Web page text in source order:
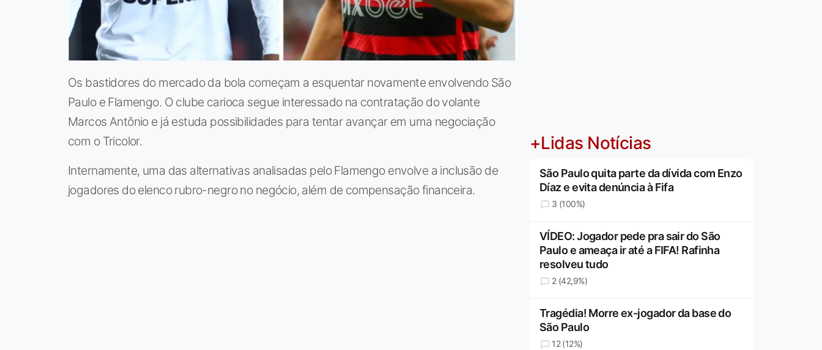
Os bastidores do mercado da bola começam a esquentar novamente envolvendo São
Paulo e Flamengo. O clube carioca segue interessado na contratação do volante
Marcos Antônio e já estuda possibilidades para tentar avançar em uma negociação
com o Tricolor.
Internamente, uma das alternativas analisadas pelo Flamengo envolve a inclusão de
jogadores do elenco rubro-negro no negócio, além de compensação financeira.
+Lidas Notícias
São Paulo quita parte da dívida com Enzo
Díaz e evita denúncia à Fifa
3 (100%)
VÍDEO: Jogador pede pra sair do São
Paulo e ameaça ir até a FIFA! Rafinha
resolveu tudo
2 (42,9%)
Tragédia! Morre ex-jogador da base do
São Paulo
12 (12%)